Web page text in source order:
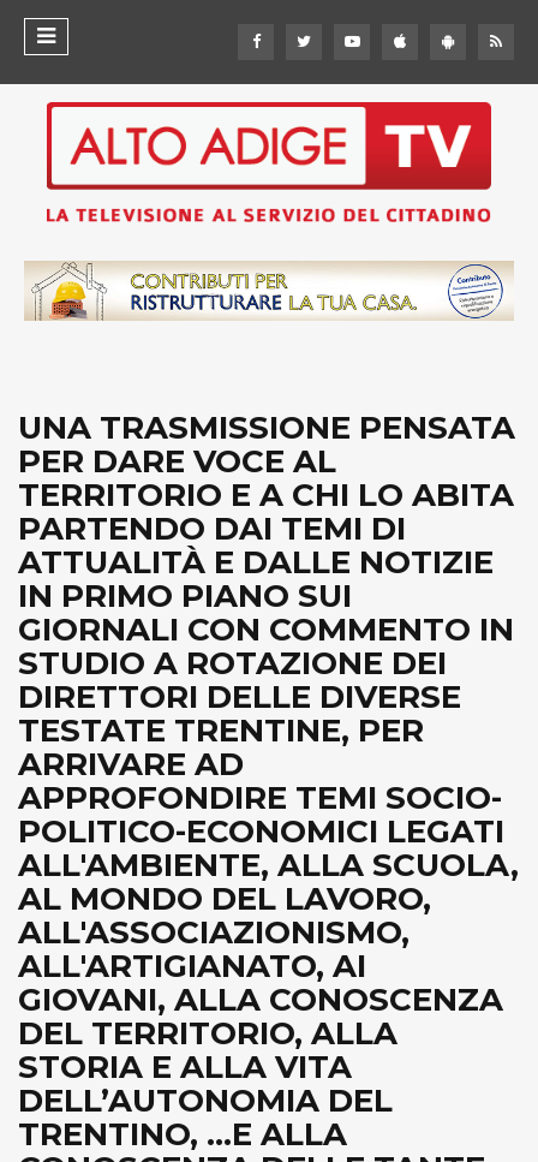
UNA TRASMISSIONE PENSATA
PER DARE VOCE AL
TERRITORIO E A CHI LO ABITA
PARTENDO DAI TEMI DI
ATTUALITÀ E DALLE NOTIZIE
IN PRIMO PIANO SUI
GIORNALI CON COMMENTO IN
STUDIO A ROTAZIONE DEI
DIRETTORI DELLE DIVERSE
TESTATE TRENTINE, PER
ARRIVARE AD
APPROFONDIRE TEMI SOCIO-
POLITICO-ECONOMICI LEGATI
ALL'AMBIENTE, ALLA SCUOLA,
AL MONDO DEL LAVORO,
ALL'ASSOCIAZIONISMO,
ALL'ARTIGIANATO, AI
GIOVANI, ALLA CONOSCENZA
DEL TERRITORIO, ALLA
STORIA E ALLA VITA
DELL’AUTONOMIA DEL
TRENTINO, ...E ALLA